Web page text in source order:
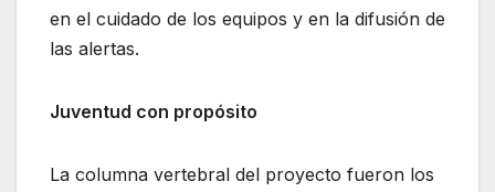
en el cuidado de los equipos y en la difusión de
las alertas.
Juventud con propósito
La columna vertebral del proyecto fueron los